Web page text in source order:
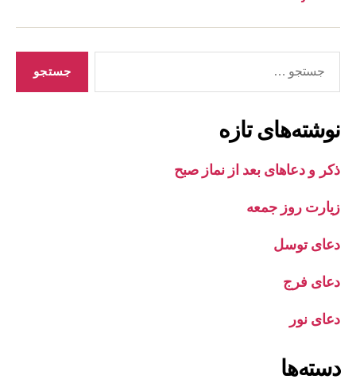
نوشته‌های تازه
ذکر و دعاهای بعد از نماز صبح
زیارت روز جمعه
دعای توسل
دعای فرج
دعای نور
دسته‌ها